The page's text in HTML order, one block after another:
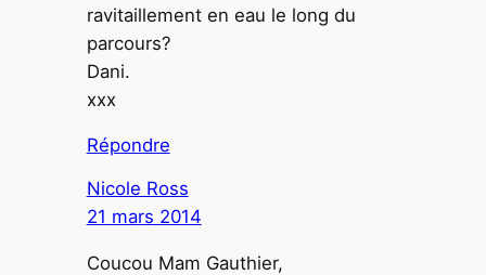
ravitaillement en eau le long du
parcours?
Dani.
xxx
Répondre
Nicole Ross
21 mars 2014
Coucou Mam Gauthier,